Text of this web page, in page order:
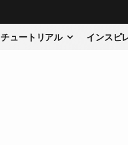
チュートリアル インスピ